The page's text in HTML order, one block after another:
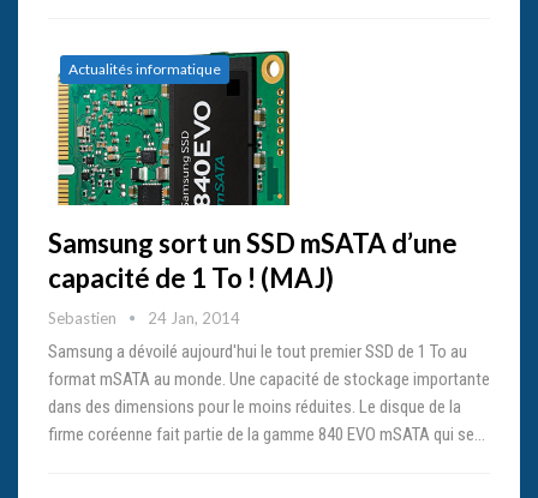
Actualités informatique
Samsung sort un SSD mSATA d’une
capacité de 1 To ! (MAJ)
Sebastien 24 Jan, 2014
Samsung a dévoilé aujourd'hui le tout premier SSD de 1 To au
format mSATA au monde. Une capacité de stockage importante
dans des dimensions pour le moins réduites. Le disque de la
firme coréenne fait partie de la gamme 840 EVO mSATA qui se…